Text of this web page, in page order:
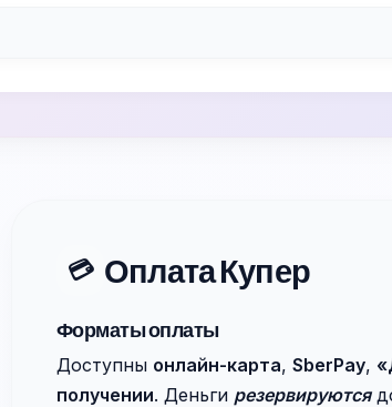
💳 Оплата Купер
Форматы оплаты
Доступны онлайн-карта, SberPay,
получении. Деньги резервируются